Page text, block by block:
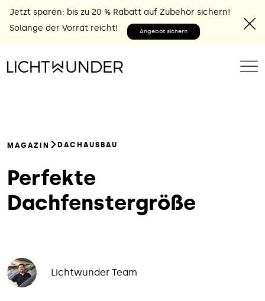
Jetzt sparen: bis zu 20 % Rabatt auf Zubehör sichern!
Solange der Vorrat reicht!
Angebot sichern
MAGAZIN DACHAUSBAU
Perfekte
Dachfenstergröße
Lichtwunder Team